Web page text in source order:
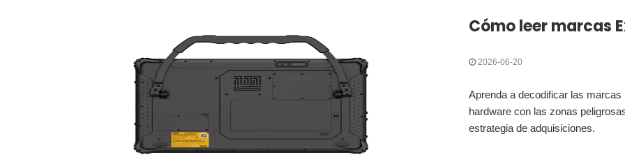
2026-06-20
Aprenda a decodificar las
hardware con las zonas
estrategia de adquisiciones.